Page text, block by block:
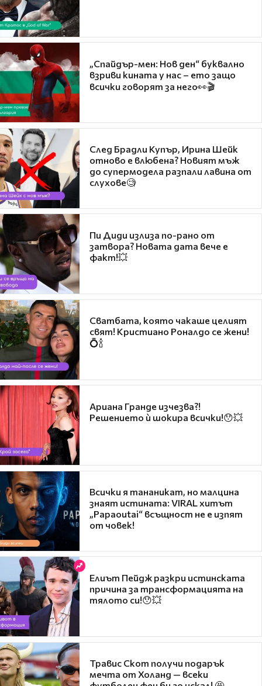
„Спайдър-мен: Нов ден“ буквално
взриви кината у нас – ето защо
всички говорят за него👀🎬
След Брадли Купър, Ирина Шейк
отново е влюбена? Новият мъж
до супермодела разпали лавина от
слухове🧐
Пи Диди излиза по-рано от
затвора? Новата дата вече е
факт!💥
Сватбата, която чакаше целият
свят! Кристиано Роналдо се жени!
💍🍾
Ариана Гранде изчезва?!
Решението ѝ шокира всички!😯💥
Всички я тананикат, но малцина
знаят истината: VIRAL хитът
„Papaoutai“ всъщност не е изпят
от човек!
Елиът Пейдж разкри истинската
причина за трансформацията на
тялото си!😯💥
Травис Скот получи подарък
мечта от Холанд — всеки